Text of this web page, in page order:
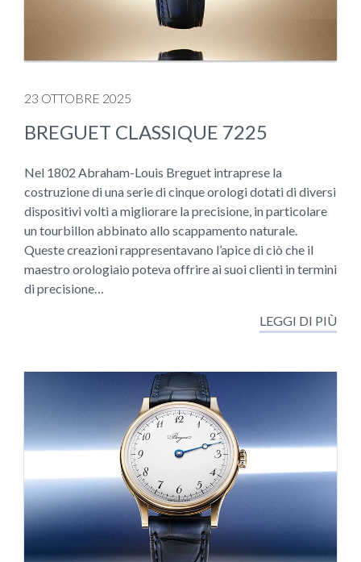
23 OTTOBRE 2025
BREGUET CLASSIQUE 7225
Nel 1802 Abraham-Louis Breguet intraprese la
costruzione di una serie di cinque orologi dotati di diversi
dispositivi volti a migliorare la precisione, in particolare
un tourbillon abbinato allo scappamento naturale.
Queste creazioni rappresentavano l’apice di ciò che il
maestro orologiaio poteva offrire ai suoi clienti in termini
di precisione…
LEGGI DI PIÙ